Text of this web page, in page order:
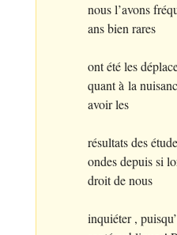
nous l’avons
ans bien rares
ont été les
quant à la
avoir les
résultats des
ondes depuis si
droit de nous
inquiéter ,